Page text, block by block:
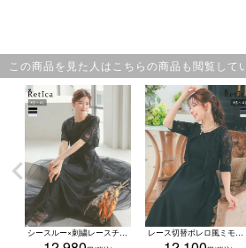
この商品を見た人はこちらの商品も閲覧して
シースルー×刺繍レースチュールスカートロング丈ワンピースパーティードレス (XSサイズ～4Lサイズ) レース切替ボレロ風ミモレ丈ワンピースパーティードレス (XSサイズ～4Lサイズ)